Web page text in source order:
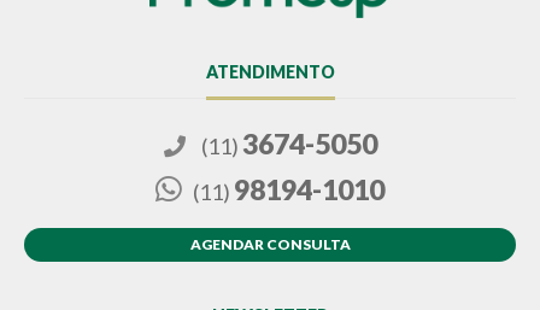
ATENDIMENTO
(11) 3674-5050
(11) 98194-1010
AGENDAR CONSULTA